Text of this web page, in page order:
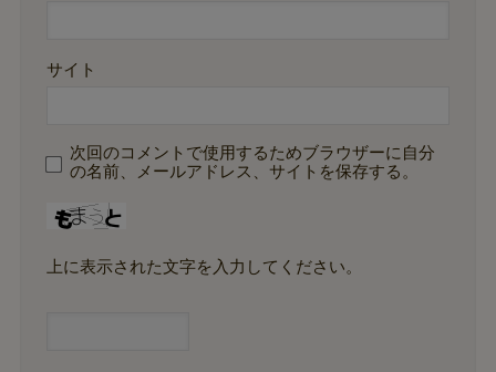
サイト
次回のコメントで使用するためブラウザーに自分
の名前、メールアドレス、サイトを保存する。
上に表示された文字を入力してください。